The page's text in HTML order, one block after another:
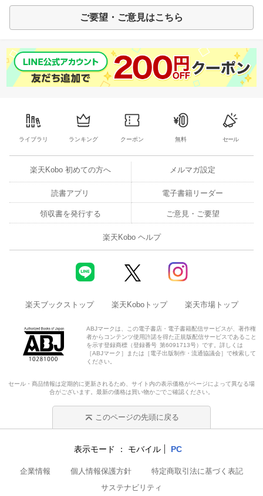
ご要望・ご意見はこちら
ライブラリ ランキング クーポン 無料 セール
楽天Kobo 初めての方へ メルマガ設定
読書アプリ 電子書籍リーダー
領収書を発行する ご意見・ご要望
楽天Kobo ヘルプ
楽天ブックストップ 楽天Koboトップ 楽天市場トップ
ABJマークは、この電子書店・電子書籍配信サービスが、著作権
者からコンテンツ使用許諾を得た正規版配信サービスであること
を示す登録商標（登録番号 第6091713号）です。詳しくは
［ABJマーク］または［電子出版制作・流通協議会］で検索して
ください。
セール・商品情報は定期的に更新されるため、サイト内の表示価格がページによって異なる場
合がございます。最新の価格は買い物かごでご確認ください。
このページの先頭に戻る
表示モード モバイル PC
企業情報 個人情報保護方針
特定商取引法に基づく表記
サステナビリティ